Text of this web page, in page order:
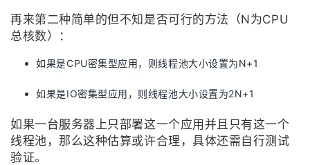
注
验
收
藏
议
再来第二种简单的但不知是否可行的方法（N为CPU
总核数）：
如果是CPU密集型应用，则线程池大小设置为N+1
如果是IO密集型应用，则线程池大小设置为2N+1
如果一台服务器上只部署这一个应用并且只有这一个
线程池，那么这种估算或许合理，具体还需自行测试
验证。